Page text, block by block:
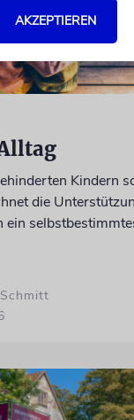
Kindern
die
ein
AKZEPTIEREN